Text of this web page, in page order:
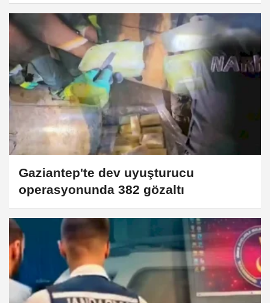
Gaziantep'te dev uyuşturucu
operasyonunda 382 gözaltı